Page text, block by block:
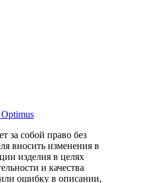
за собой право без
вносить изменения в
изделия в целях
и качества
ошибку в описании,